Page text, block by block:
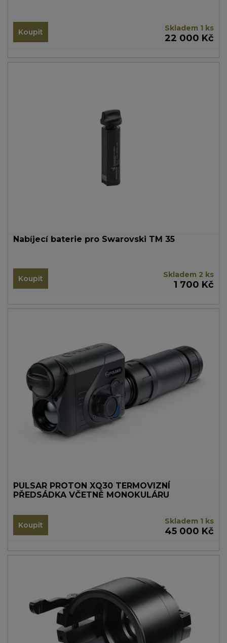
Koupit Skladem 1 ks
22 000 Kč
Nabíjecí baterie pro Swarovski TM 35
Koupit Skladem 2 ks
1 700 Kč
PULSAR PROTON XQ30 TERMOVIZNÍ
PŘEDSÁDKA VČETNĚ MONOKULÁRU
Koupit Skladem 1 ks
45 000 Kč